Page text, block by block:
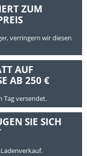
ZUM
verringern wir diesen
AUF
AB 250 €
Tag versendet.
SIE SICH